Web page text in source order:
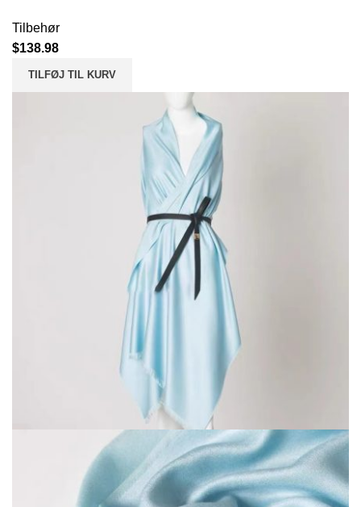
Tilbehør
$138.98
TILFØJ TIL KURV